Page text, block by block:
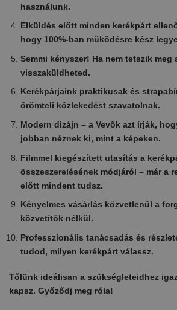
használunk.
Elküldés előtt minden kerékpárt
hogy 100%-ban működésre kész
Semmi kényszer! Ha nem tetszik meg
visszaküldheted.
Kerékpárjaink praktikusak és
örömteli közlekedést szavatolnak.
Modern dizájn – a Vevők azt írják,
jobban néznek ki, mint a képeken.
Filmmel kiegészített utasítás a
összeszerelésének módjáról – már a
előtt mindent tudsz.
Kényelmes vásárlás közvetlenül a
közvetítők nélkül.
Professzionális tanácsadás és
tudod, milyen kerékpárt válassz.
Tőlünk ideálisan a szükségleteidhez
kapsz. Győződj meg róla!